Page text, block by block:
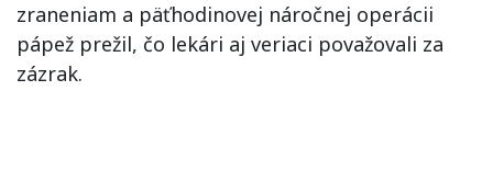
zraneniam a päťhodinovej náročnej operácii
pápež prežil, čo lekári aj veriaci považovali za
zázrak.